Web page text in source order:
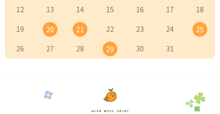
12
13 14 15 16 17
18
19
20 21 22 23 24
25
26
27 28 29 30 31